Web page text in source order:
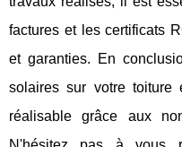
factures et les certificats
et garanties. En
solaires sur votre toiture
réalisable grâce aux